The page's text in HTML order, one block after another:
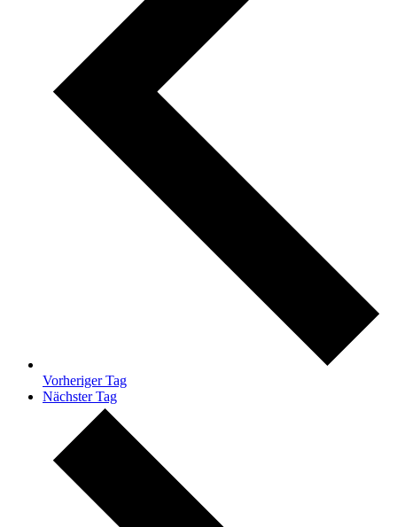
Vorheriger Tag
Nächster Tag